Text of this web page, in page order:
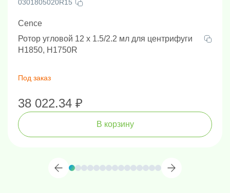
0301805020R15
Cence
Ротор угловой 12 х 1.5/2.2 мл для центрифуги
H1850, H1750R
Под заказ
38 022.34 ₽
В корзину